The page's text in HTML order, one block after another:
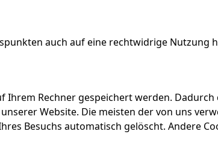
auch auf eine rechtwidrige Nutzung
Ihrem Rechner gespeichert werden.
Website. Die meisten der von uns
Besuchs automatisch gelöscht. Andere